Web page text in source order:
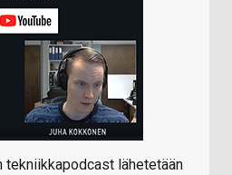
tekniikkapodcast lähetetään